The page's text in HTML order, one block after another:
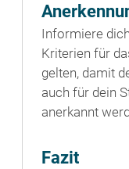
Informiere
Kriterien für
gelten, damit
auch für dein
anerkannt
Fazit